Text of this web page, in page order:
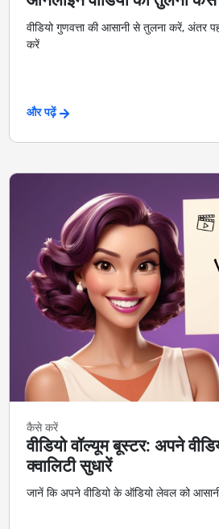
वीडियो गुणवत्ता की आसानी से तुलना करें, अंतर
करें
और पढ़ें
कैसे करें
वीडियो वॉल्यूम बूस्टर: अपने
क्वालिटी सुधारें
जानें कि अपने वीडियो के ऑडियो लेवल को